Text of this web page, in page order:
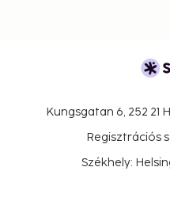
Kungsgatan 6, 252 21
Regisztrációs
Székhely: